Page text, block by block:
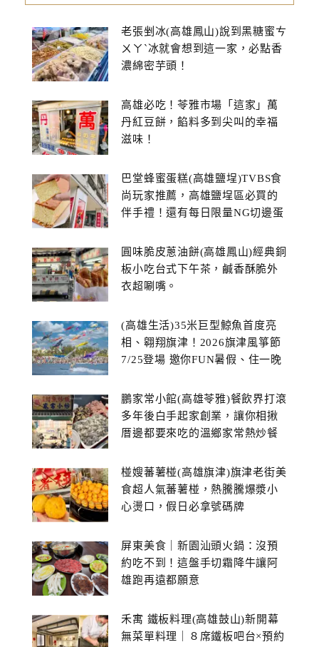
老張剉冰(高雄鳳山)說到黑糖蜜ㄘ
ㄨㄚˋ冰就會想到這一家，必點香
濃綿密芋頭！
高雄必吃！苓雅市場「這家」萬
丹紅豆餅，餡料多到尖叫的幸福
滋味！
巴堂蜂蜜蛋糕(高雄鹽埕)TVBS食
尚玩家推薦，高雄鹽埕區必買的
伴手禮！還有每日限量NG切邊蛋
圓味脆皮蔥油餅(高雄鳳山)經典銅
板小吃台式下午茶，鹹香酥脆外
衣超唰嘴。
(高雄生活)35米巨型鯨魚首度亮
相、翱翔旗津！2026旗津風箏節
7/25登場 邀你FUN暑假、住一晚
鵬家常小館(高雄苓雅)餐飲界打滾
多年後白手起家創業，讓你相揪
厝邊都要來吃的溫鄉家常熱炒餐
椪嫂蕃薯椪(高雄旗津)旗津老街美
食超人氣蕃薯椪，熱騰騰爆漿小
心燙口，假日必拿號碼牌
屏東美食｜新園汕頭火鍋：沒預
約吃不到！這盤手切霜降牛讓阿
雄跑再遠都願意
禾寓 鐵板料理(高雄鼓山)新開幕
無菜單料理｜８席鐵板吧台×預約